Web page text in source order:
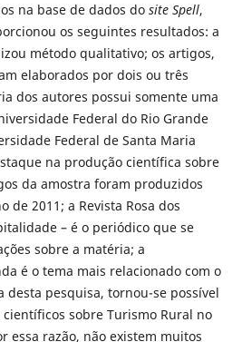
na base de dados do site Spell,
os seguintes resultados: a
método qualitativo; os artigos,
elaborados por dois ou três
dos autores possui somente uma
Federal do Rio Grande
Federal de Santa Maria
na produção científica sobre
da amostra foram produzidos
de 2011; a Revista Rosa dos
– é o periódico que se
sobre a matéria; a
é o tema mais relacionado com o
desta pesquisa, tornou-se possível
sobre Turismo Rural no
essa razão, não existem muitos